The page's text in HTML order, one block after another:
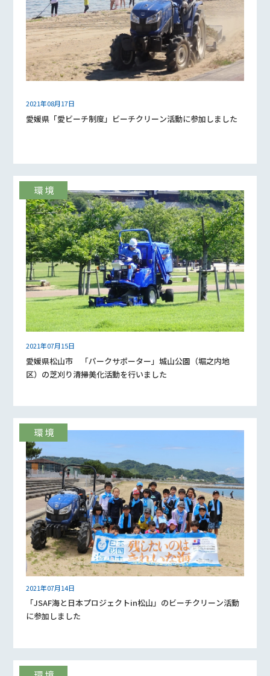
2021年08月17日
愛媛県「愛ビーチ制度」ビーチクリーン活動に参加しました
2021年07月15日
愛媛県松山市 「パークサポーター」城山公園（堀之内地
区）の芝刈り清掃美化活動を行いました
2021年07月14日
「JSAF海と日本プロジェクトin松山」のビーチクリーン活動
に参加しました